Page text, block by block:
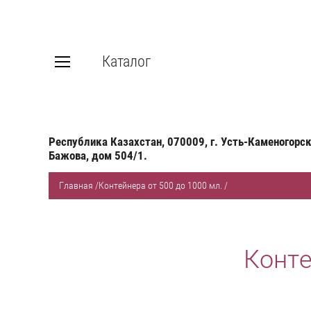
Каталог
Республика Казахстан, 070009, г. Усть-
Бажова, дом 504/1.
Главная /Контейнера от 500 до 1000 мл. /